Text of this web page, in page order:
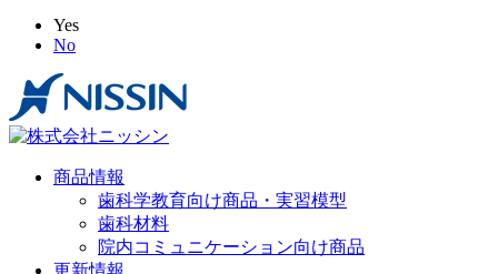
Yes
No
商品情報
歯科学教育向け商品・実習模型
歯科材料
院内コミュニケーション向け商品
更新情報